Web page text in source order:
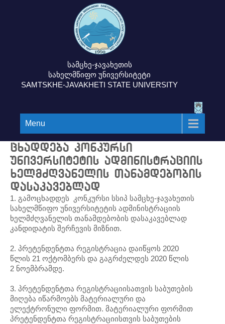
სამცხე-ჯავახეთის
სახელმწიფო უნივერსიტეტი
SAMTSKHE-JAVAKHETI STATE UNIVERSITY
Menu
ცხადდება კონკურსი
უნივერსიტეტის ადმინისტრაციის
ხელმძღვანელის თანამდებობის
დასაკავებლად
1. გამოცხადდეს კონკურსი სსიპ სამცხე-ჯავახეთის
სახელმწიფო უნივერსიტეტის ადმინისტრაციის
ხელმძღვანელის თანამდებობის დასაკავებლად
კანდიდატის შერჩევის მიზნით.
2. პრეტენდენტთა რეგისტრაცია დაიწყოს 2020
წლის 21 ოქტომბერს და გაგრძელდეს 2020 წლის
2 ნოემბრამდე.
3. პრეტენდენტთა რეგისტრაციისათვის საბუთების
მიღება იწარმოებს მატერიალური და
ელექტრონული ფორმით. მატერიალური ფორმით
პრეტენდენტთა რეგისტრაციისთვის საბუთების